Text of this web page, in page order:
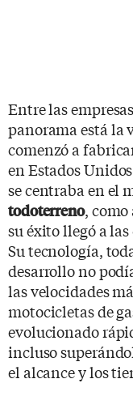
Entre las
panorama está la
comenzó a
en Estados
se centraba en el
todoterreno,
su éxito llegó a
Su tecnología,
desarrollo no
las velocidades
motocicletas de
evolucionado
incluso
el alcance y los